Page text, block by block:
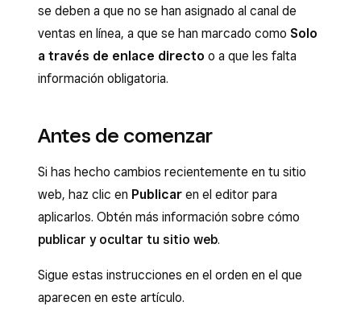
se deben a que no se han asignado al canal de
ventas en línea, a que se han marcado como Solo
a través de enlace directo o a que les falta
información obligatoria.
Antes de comenzar
Si has hecho cambios recientemente en tu sitio
web, haz clic en Publicar en el editor para
aplicarlos. Obtén más información sobre cómo
publicar y ocultar tu sitio web.
Sigue estas instrucciones en el orden en el que
aparecen en este artículo.